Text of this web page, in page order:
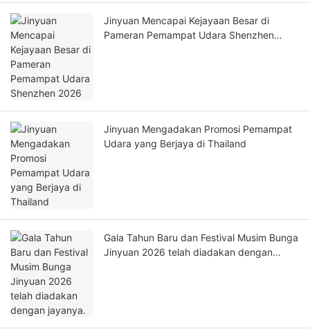
Jinyuan Mencapai Kejayaan Besar di
Pameran Pemampat Udara Shenzhen
Jinyuan Mengadakan Promosi Pemampat
Udara yang Berjaya di Thailand
Gala Tahun Baru dan Festival Musim Bunga
Jinyuan 2026 telah diadakan dengan